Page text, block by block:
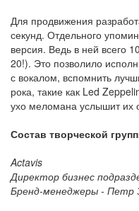
Для продвижения
секунд. Отдельного
версия. Ведь в ней всего
20!). Это позволило
с вокалом, вспомнить
рока, такие как Led
ухо меломана услышит их
Состав творческой
Actavis
Директор бизнес
Бренд-менеджеры - Петр